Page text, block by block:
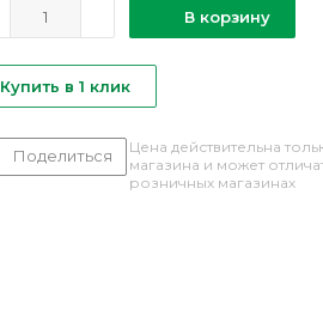
В корзину
Купить в 1 клик
Поделиться
Цена действительна
магазина и может
розничных магазинах